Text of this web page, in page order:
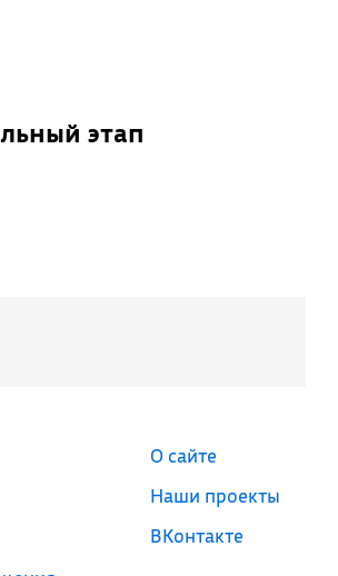
этап
О сайте
Наши проекты
ВКонтакте